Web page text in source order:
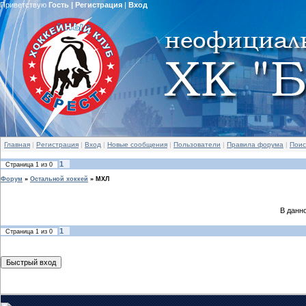
Приветствую Гость | Регистрация| Вход
Главная | Регистрация | Вход | Новые сообщения | Пользователи | Правила форума |
Страница 1 из 0 1
Форум » Остальной хоккей » МХЛ
В
Страница 1 из 0 1